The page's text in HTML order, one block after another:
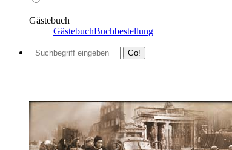
Gästebuch
GästebuchBuchbestellung